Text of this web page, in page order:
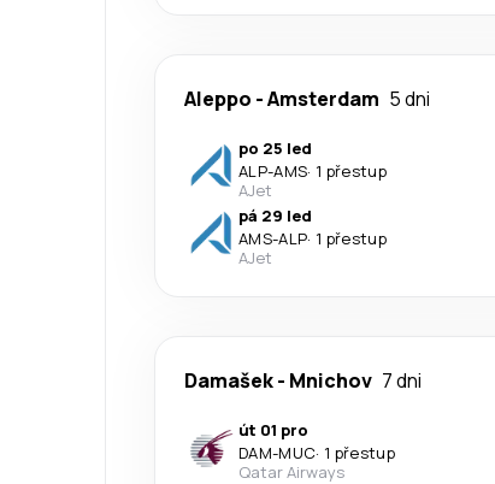
Aleppo -Amsterdam 5 dni
po 25 led
ALP-AMS· 1 přestup
AJet
pá 29 led
AMS-ALP· 1 přestup
AJet
Damašek- Mnichov 7 dni
út 01 pro
DAM-MUC· 1 přestup
Qatar Airways